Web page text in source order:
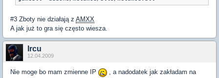
#3 Zboty nie działają z AMXX
A jak już to gra się często wiesza.
Ircu
12.04.2009
Nie moge bo mam zmienne IP
, a nadodatek jak zakładam na